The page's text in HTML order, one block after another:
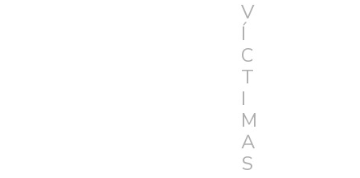
V
Í
C
T
I
M
A
S